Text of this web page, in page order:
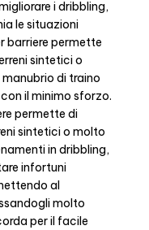
i dribbling,
le situazioni
barriere permette
sintetici o
di traino
il minimo sforzo.
permette di
sintetici o molto
in dribbling,
infortuni
al
molto
per il facile